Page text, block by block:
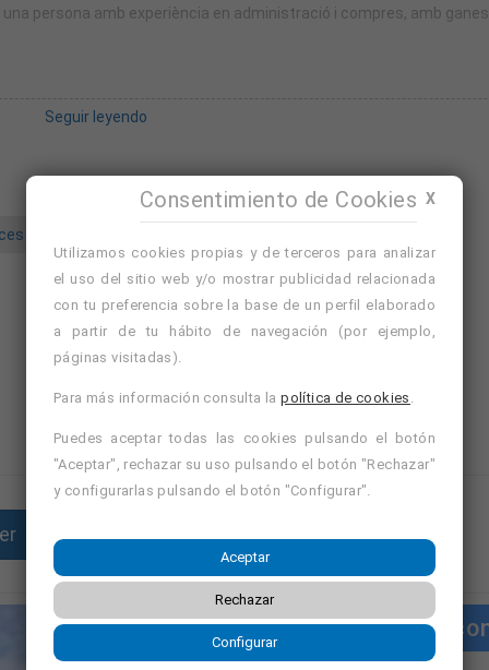
persona amb experiència en administració i compres, amb
i compres.
a resultats.
Seguir leyendo
Avísame de ofertas similares Nuevo
Ver cursos de formación de Girona, Girona
Ver cursos de formación de Girona
Enviar currículum
Cursos
X
Consentimiento de Cookies
Utilizamos cookies propias y de terceros para analizar
el uso del sitio web y/o mostrar publicidad relacionada
con tu preferencia sobre la base de un perfil elaborado
a partir de tu hábito de navegación (por ejemplo,
páginas visitadas).
Para más información consulta lapolítica de cookies
Puedes aceptar todas las cookies pulsando el botón
"Aceptar", rechazar su uso pulsando el botón "Rechazar"
y configurarlas pulsando el botón "Configurar".
Aceptar
Rechazar
Configurar